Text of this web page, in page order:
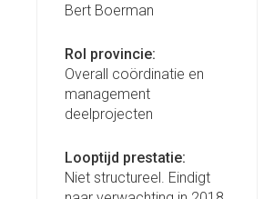
Bert Boerman
Rol provincie:
Overall coördinatie en
management
deelprojecten
Looptijd prestatie:
Niet structureel. Eindigt